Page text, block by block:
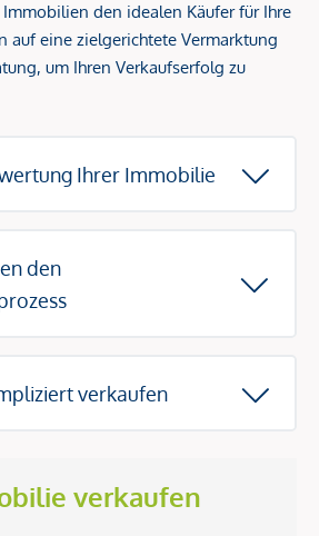
den idealen Käufer für Ihre
auf eine zielgerichtete Vermarktung
um Ihren Verkaufserfolg zu
Ihrer Immobilie
den
verkaufen
verkaufen